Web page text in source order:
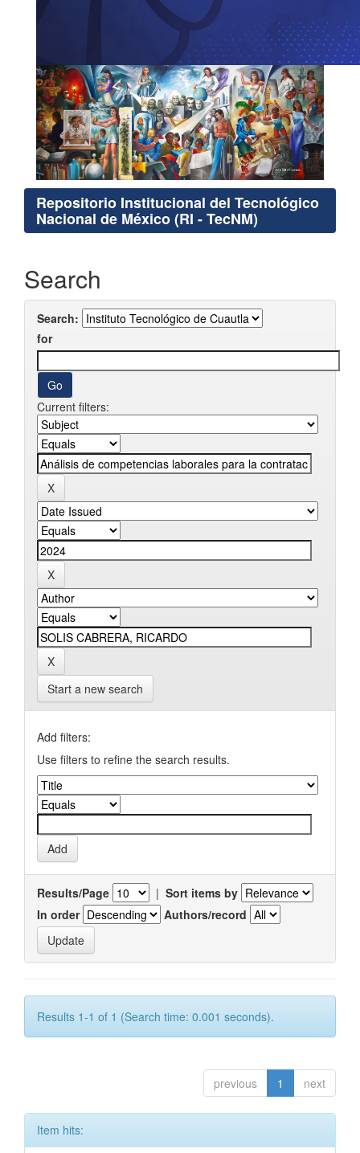
Repositorio Institucional del Tecnológico
Nacional de México (RI - TecNM)
Search
Search:
for
Current filters:
Start a new search
Add filters:
Use filters to refine the search results.
Results/Page | Sort items by
In order
Authors/record
Results 1-1 of 1 (Search time: 0.001 seconds).
previous 1 next
Item hits: